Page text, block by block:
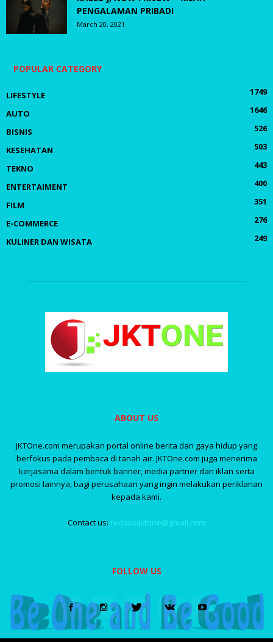
PENGALAMAN PRIBADI
March 20, 2021
POPULAR CATEGORY
LIFESTYLE
1749
AUTO
1646
BISNIS
526
KESEHATAN
503
TEKNO
443
ENTERTAIMENT
400
FILM
351
E-COMMERCE
276
KULINER DAN WISATA
249
ABOUT US
JKTOne.com merupakan portal online berita dan gaya hidup yang
berfokus pada pembaca di tanah air. JKTOne.com juga menerima
kerjasama dalam bentuk banner, media partner dan iklan serta
promosi lainnya, bagi perusahaan yang ingin melakukan periklanan
kepada kami.
Contact us: redaksijktone@gmail.com
FOLLOW US